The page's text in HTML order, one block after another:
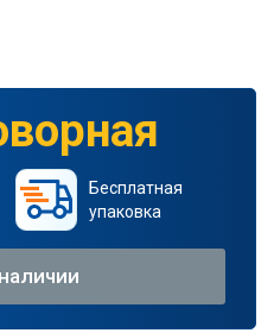
Бесплатная
упаковка